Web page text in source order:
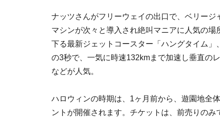
ナッツさんがフリーウェイの出口で、ベリー
マシンが次々と導入され絶叫マニアに人気の
下る最新ジェットコースター「ハングタイム
の3秒で、一気に時速132kmまで加速し垂直の
などが人気。
ハロウィンの時期は、1ヶ月前から、遊園地全
ントが開催されます。チケットは、前売りの